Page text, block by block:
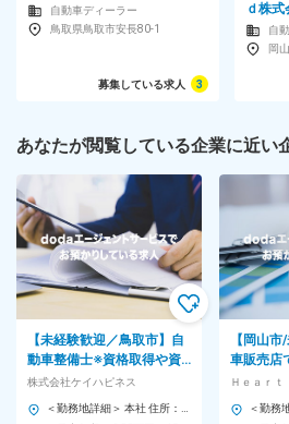
自動車ディーラー
鳥取県鳥取市安長80-1
募集している求人 3
ｄ株式
自
岡
あなたが閲覧している企業に近い
【未経験歓迎／鳥取市】自
動車整備士※資格取得や資
格手当など整備士としての
キャリアアップ／残業5h
株式会社ケイハピネス
【岡山
車販売店
◇新オフ
業ほぼなし